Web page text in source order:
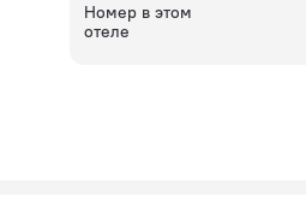
Номер в этом
отеле